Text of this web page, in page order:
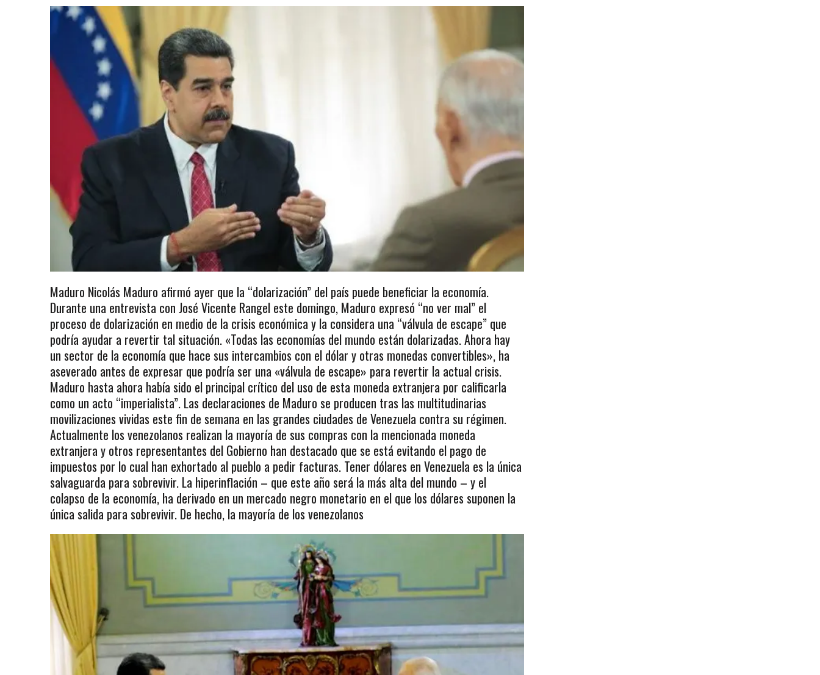
Maduro Nicolás Maduro afirmó ayer que la “dolarización” del país puede beneficiar la economía.
Durante una entrevista con José Vicente Rangel este domingo, Maduro expresó “no ver mal” el
proceso de dolarización en medio de la crisis económica y la considera una “válvula de escape” que
podría ayudar a revertir tal situación. «Todas las economías del mundo están dolarizadas. Ahora hay
un sector de la economía que hace sus intercambios con el dólar y otras monedas convertibles», ha
aseverado antes de expresar que podría ser una «válvula de escape» para revertir la actual crisis.
Maduro hasta ahora había sido el principal crítico del uso de esta moneda extranjera por calificarla
como un acto “imperialista”. Las declaraciones de Maduro se producen tras las multitudinarias
movilizaciones vividas este fin de semana en las grandes ciudades de Venezuela contra su régimen.
Actualmente los venezolanos realizan la mayoría de sus compras con la mencionada moneda
extranjera y otros representantes del Gobierno han destacado que se está evitando el pago de
impuestos por lo cual han exhortado al pueblo a pedir facturas. Tener dólares en Venezuela es la única
salvaguarda para sobrevivir. La hiperinflación – que este año será la más alta del mundo – y el
colapso de la economía, ha derivado en un mercado negro monetario en el que los dólares suponen la
única salida para sobrevivir. De hecho, la mayoría de los venezolanos